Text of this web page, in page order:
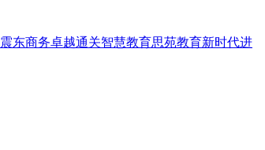
震东商务卓越通关智慧教育思苑教育新时代进